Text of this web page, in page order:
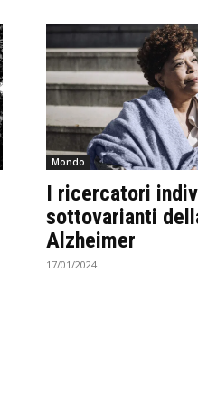
Mondo
I ricercatori
sottovarianti
Alzheimer
17/01/2024